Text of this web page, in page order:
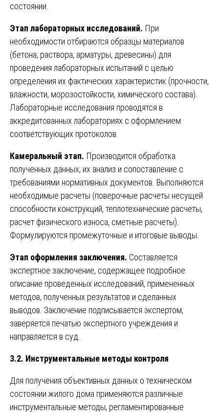
состоянии.
Этап лабораторных исследований. При
необходимости отбираются образцы материалов
(бетона, раствора, арматуры, древесины) для
проведения лабораторных испытаний с целью
определения их фактических характеристик (прочности,
влажности, морозостойкости, химического состава).
Лабораторные исследования проводятся в
аккредитованных лабораториях с оформлением
соответствующих протоколов.
Камеральный этап. Производится обработка
полученных данных, их анализ и сопоставление с
требованиями нормативных документов. Выполняются
необходимые расчеты (поверочные расчеты несущей
способности конструкций, теплотехнические расчеты,
расчет физического износа, сметные расчеты).
Формулируются промежуточные и итоговые выводы.
Этап оформления заключения. Составляется
экспертное заключение, содержащее подробное
описание проведенных исследований, примененных
методов, полученных результатов и сделанных
выводов. Заключение подписывается экспертом,
заверяется печатью экспертного учреждения и
направляется в суд.
3.2. Инструментальные методы контроля
Для получения объективных данных о техническом
состоянии жилого дома применяются различные
инструментальные методы, регламентированные